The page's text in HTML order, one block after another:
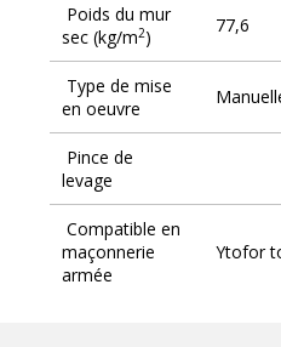
Poids du mur
sec (kg/m2)
77,6
Type de mise
en oeuvre
Pince de
levage
Compatible en
maçonnerie
armée
Ytofor